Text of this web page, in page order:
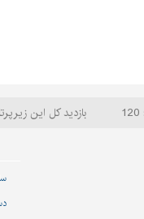
بازدید کل این زیرپرتال: